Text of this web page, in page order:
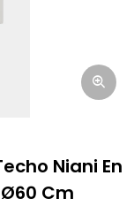
Niani En
Cm